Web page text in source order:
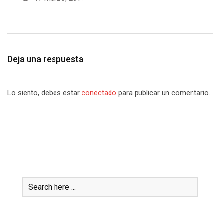
Deja una respuesta
Lo siento, debes estar conectado para publicar un comentario.